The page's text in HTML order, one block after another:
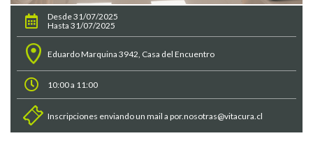
Desde 31/07/2025
Hasta 31/07/2025
Eduardo Marquina 3942, Casa del Encuentro
10:00 a 11:00
Inscripciones enviando un mail a por.nosotras@vitacura.cl